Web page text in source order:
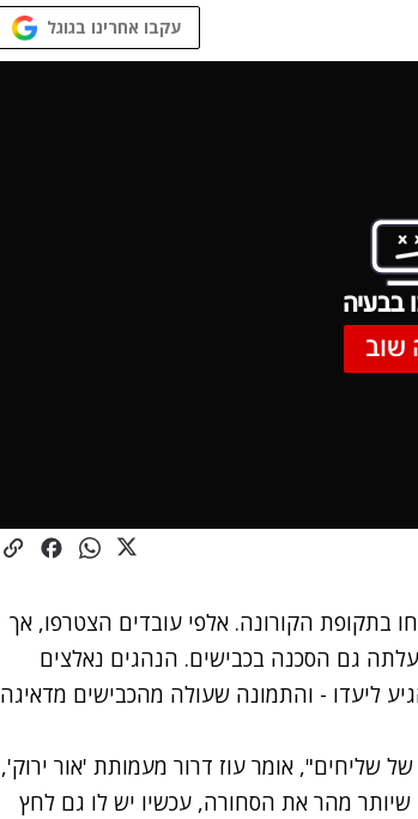
עקבו אחרינו בגוגל
בבעיה
שוב
בתקופת הקורונה. אלפי עובדים הצטרפו, אך
גם הסכנה בכבישים. הנהגים נאלצים
ליעדו - והתמונה שעולה מהכבישים מדאיגה
שליחים", אומר עוז דרור מעמותת 'אור ירוק',
מהר את הסחורה, עכשיו יש לו גם לחץ